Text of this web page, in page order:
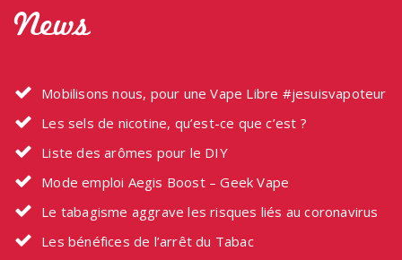
News
Mobilisons nous, pour une Vape Libre #jesuisvapoteur
Les sels de nicotine, qu’est-ce que c’est ?
Liste des arômes pour le DIY
Mode emploi Aegis Boost – Geek Vape
Le tabagisme aggrave les risques liés au coronavirus
Les bénéfices de l’arrêt du Tabac